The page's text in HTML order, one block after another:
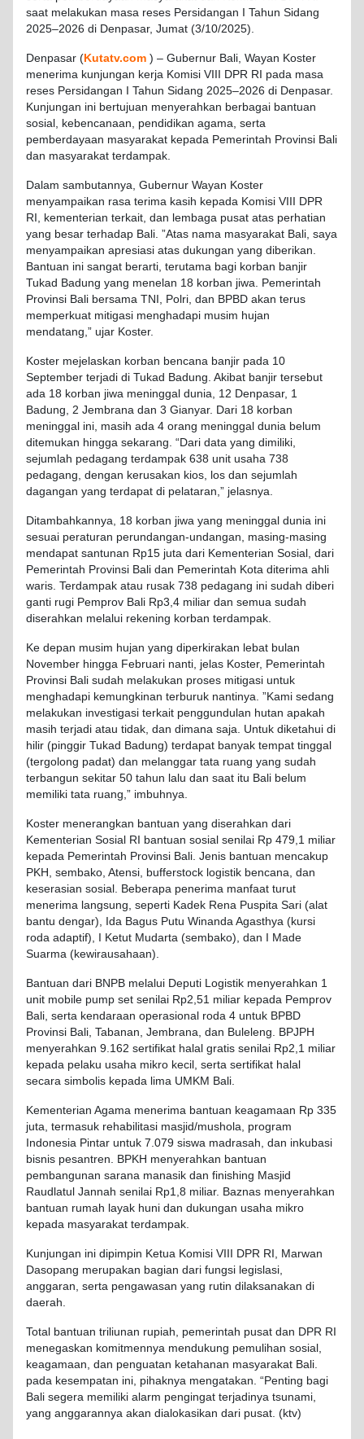
saat melakukan masa reses Persidangan I Tahun Sidang
2025–2026 di Denpasar, Jumat (3/10/2025).
Denpasar ( Kutatv.com ) – Gubernur Bali, Wayan Koster
menerima kunjungan kerja Komisi VIII DPR RI pada masa
reses Persidangan Tahun Sidang 2025–2026 di Denpasar.
Kunjungan ini bertujuan menyerahkan berbagai bantuan
sosial
kebencanaan pendidikan agama, serta
pemberdayaan masyarakat kepada Pemerintah Provinsi Bali
dan masyarakat terdampak
Dalam sambutannya Gubernur Wayan Koster
menyampaikan rasa terima kasih kepada Komisi VIII DPR
RI,
kementerian terkait , dan lembaga pusat atas perhatian
yang besar terhadap Bali. ”Atas nama masyarakat Bali, saya
menyampaikan apresiasi atas dukungan yang diberikan
Bantuan ini sangat berarti terutama bagi korban banjir
Tukad Badung yang menelan 18 korban jiwa
Pemerintah
Provinsi Bali bersama TNI, Polri , dan BPBD akan terus
memperkuat mitigasi menghadapi musim hujan
mendatang ,” ujar Koster.
Koster mejelaskan korban bencana banjir pada 10
September terjadi di Tukad Badung Akibat banjir tersebut
ada 18 korban jiwa meninggal dunia, 12 Denpasar, 1
Badung , 2 Jembrana dan 3 Gianyar. Dari 18 korban
meninggal ini, masih ada 4 orang meninggal dunia belum
ditemukan hingga sekarang . “Dari data yang dimiliki
sejumlah pedagang terdampak 638 unit usaha 738
pedagang , dengan kerusakan kios los dan sejumlah
dagangan yang terdapat di pelataran ,” jelasnya
Ditambahkannya , 18 korban jiwa yang meninggal dunia ini
sesuai peraturan perundangan-undangan , masing-masing
mendapat santunan Rp15 juta dari Kementerian Sosial
dari
Pemerintah Provinsi Bali dan Pemerintah Kota diterima ahli
waris Terdampak atau rusak 738 pedagang ini sudah diberi
ganti rugi Pemprov Bali Rp3,4 miliar dan semua sudah
diserahkan melalui rekening korban terdampak
Ke depan musim hujan yang diperkirakan lebat bulan
November hingga Februari nanti, jelas Koster, Pemerintah
Provinsi Bali sudah melakukan proses mitigasi untuk
menghadapi kemungkinan terburuk nantinya . ”Kami sedang
melakukan investigasi terkait penggundulan hutan apakah
masih terjadi atau tidak , dan dimana saja Untuk diketahui di
hilir (pinggir Tukad Badung) terdapat banyak tempat tinggal
(tergolong padat) dan melanggar tata ruang yang sudah
terbangun sekitar 50 tahun lalu dan saat itu Bali belum
memiliki tata ruang ,” imbuhnya
Koster menerangkan bantuan yang diserahkan dari
Kementerian Sosial RI bantuan sosial senilai Rp 479,1 miliar
kepada Pemerintah Provinsi Bali. Jenis bantuan mencakup
PKH, sembako Atensi bufferstock logistik bencana , dan
keserasian sosial Beberapa penerima manfaat turut
menerima langsung seperti Kadek Rena Puspita Sari (alat
bantu dengar), Ida Bagus Putu Winanda Agasthya (kursi
roda adaptif), I Ketut Mudarta (sembako), dan I Made
Suarma (kewirausahaan).
Bantuan dari BNPB melalui Deputi Logistik menyerahkan 1
unit mobile pump set senilai Rp2,51 miliar kepada Pemprov
Bali, serta kendaraan operasional roda 4 untuk BPBD
Provinsi Bali, Tabanan, Jembrana , dan Buleleng . BPJPH
menyerahkan 9.162 sertifikat halal gratis senilai Rp2,1 miliar
kepada pelaku usaha mikro kecil serta sertifikat halal
secara simbolis kepada lima UMKM Bali.
Kementerian Agama menerima bantuan keagamaan Rp 335
juta termasuk rehabilitasi masjid/mushola , program
Indonesia Pintar untuk 7.079 siswa madrasah, dan inkubasi
bisnis pesantren . BPKH menyerahkan bantuan
pembangunan sarana manasik dan finishing Masjid
Raudlatul Jannah senilai Rp1,8 miliar. Baznas menyerahkan
bantuan rumah layak huni dan dukungan usaha mikro
kepada masyarakat terdampak
Kunjungan ini dipimpin Ketua Komisi VIII DPR RI, Marwan
Dasopang merupakan bagian dari fungsi legislasi
anggaran serta pengawasan yang rutin dilaksanakan di
daerah
Total bantuan triliunan rupiah, pemerintah pusat dan DPR RI
menegaskan komitmennya mendukung pemulihan sosial
keagamaan , dan penguatan ketahanan masyarakat Bali.
pada kesempatan ini, pihaknya mengatakan . “Penting bagi
Bali segera memiliki alarm pengingat terjadinya tsunami,
yang anggarannya akan dialokasikan dari pusat . (ktv)